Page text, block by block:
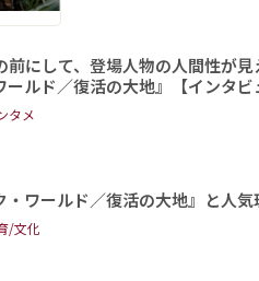
前にして、登場人物の人間性が
ールド／復活の大地』【インタビ
タメ
・ワールド／復活の大地』と人
/文化